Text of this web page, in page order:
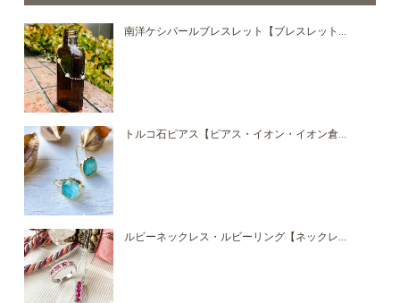
南洋ケシパールブレスレット【ブレスレット...
トルコ石ピアス【ピアス・イオン・イオン倉...
ルビーネックレス・ルビーリング【ネックレ...